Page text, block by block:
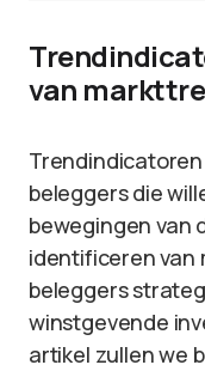
van
beleggers die
bewegingen van
identificeren van
beleggers
winstgevende
artikel zullen we